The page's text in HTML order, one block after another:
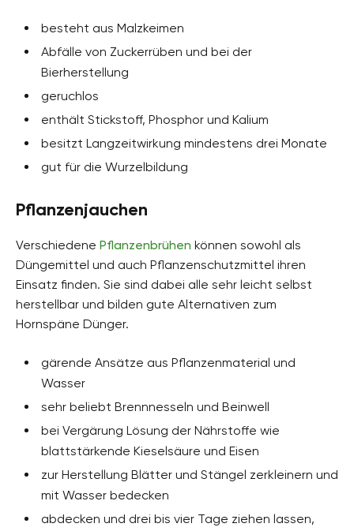
besteht aus Malzkeimen
Abfälle von Zuckerrüben und bei der
Bierherstellung
geruchlos
enthält Stickstoff, Phosphor und Kalium
besitzt Langzeitwirkung mindestens drei Monate
gut für die Wurzelbildung
Pflanzenjauchen
Verschiedene Pflanzenbrühen können sowohl als
Düngemittel und auch Pflanzenschutzmittel ihren
Einsatz finden. Sie sind dabei alle sehr leicht selbst
herstellbar und bilden gute Alternativen zum
Hornspäne Dünger.
gärende Ansätze aus Pflanzenmaterial und
Wasser
sehr beliebt Brennnesseln und Beinwell
bei Vergärung Lösung der Nährstoffe wie
blattstärkende Kieselsäure und Eisen
zur Herstellung Blätter und Stängel zerkleinern und
mit Wasser bedecken
abdecken und drei bis vier Tage ziehen lassen,